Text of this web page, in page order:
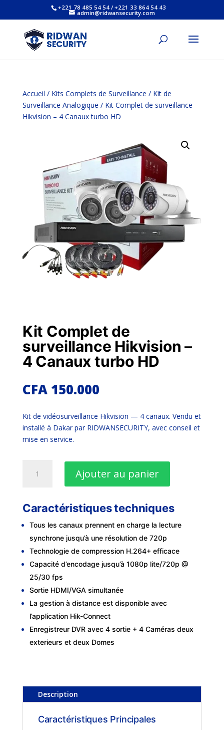
+221 78 485 54 54 / +221 33 864 54 43
admin@ridwansecurity.com
Accueil / Kits Complets de Surveillance / Kit de
Surveillance Analogique / Kit Complet de surveillance
Hikvision – 4 Canaux turbo HD
Kit Complet de
surveillance Hikvision –
4 Canaux turbo HD
CFA150.000
Kit de vidéosurveillance Hikvision — 4 canaux. Vendu et
installé à Dakar par RIDWANSECURITY, avec conseil et
mise en service.
de
surveillance
Hikvision
Canaux
turbo
HD
Ajouter au panier
Caractéristiques techniques
Tous les canaux prennent en charge la lecture
synchrone jusqu’à une résolution de 720p
Technologie de compression H.264+ efficace
Capacité d’encodage jusqu’à 1080p lite/720p @
25/30 fps
Sortie HDMI/VGA simultanée
La gestion à distance est disponible avec
l’application Hik-Connect
Enregistreur DVR avec 4 sortie + 4 Caméras deux
exterieurs et deux Domes
Description
Caractéristiques Principales